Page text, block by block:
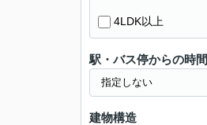
4LDK以上
駅・バス停からの時間
建物構造